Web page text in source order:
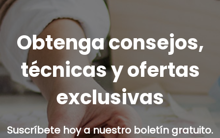
Obtenga consejos,
técnicas y ofertas
exclusivas
Suscríbete hoy a nuestro boletín gratuito.